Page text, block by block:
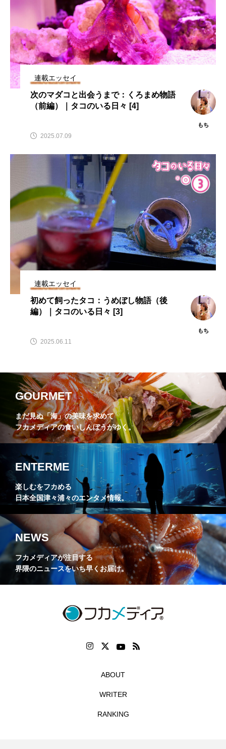
連載エッセイ
次のマダコと出会うまで：くろまめ物語
（前編）｜タコのいる日々 [4]
もち
2025.07.09
連載エッセイ
初めて飼ったタコ：うめぼし物語（後
編）｜タコのいる日々 [3]
もち
2025.06.11
GOURMET
まだ見ぬ「海」の美味を求めて
フカメディアの食いしんぼうがゆく。
ENTERME
楽しむをフカめる
日本全国津々浦々のエンタメ情報。
NEWS
フカメディアが注目する
界隈のニュースをいち早くお届け。
ABOUT
WRITER
RANKING